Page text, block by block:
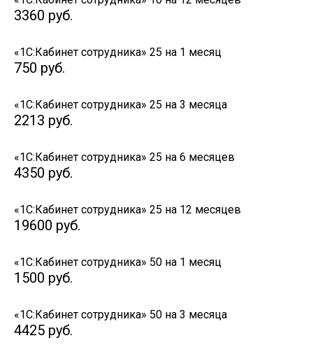
3360 руб.
«1С:Кабинет сотрудника» 25 на 1 месяц
750 руб.
«1С:Кабинет сотрудника» 25 на 3 месяца
2213 руб.
«1С:Кабинет сотрудника» 25 на 6 месяцев
4350 руб.
«1С:Кабинет сотрудника» 25 на 12 месяцев
19600 руб.
«1С:Кабинет сотрудника» 50 на 1 месяц
1500 руб.
«1С:Кабинет сотрудника» 50 на 3 месяца
4425 руб.